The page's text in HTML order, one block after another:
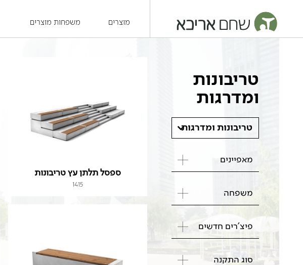
מוצרים משפחות מוצרים
טריבונות
ומדרגות
טריבונות ומדרגות
מאפיינים
משפחה
פיצ'רים חדשים
סוג התקנה
ספסל תלתן עץ טריבונות
1415